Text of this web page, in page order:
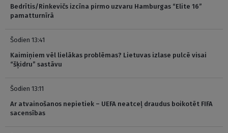
Bedrītis/Rinkevičs izcīna pirmo uzvaru Hamburgas “Elite 16”
pamatturnīrā
Šodien 13:41
Kaimiņiem vēl lielākas problēmas? Lietuvas izlase pulcē visai
“šķidru” sastāvu
Šodien 13:11
Ar atvainošanos nepietiek – UEFA neatceļ draudus boikotēt FIFA
sacensības